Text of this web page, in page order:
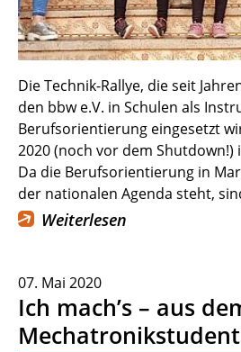
Die Technik-Rallye, die seit
den bbw e.V. in Schulen als
Berufsorientierung eingesetzt
2020 (noch vor dem Shutdown!)
Da die Berufsorientierung in
der nationalen Agenda steht,
Weiterlesen
07. Mai 2020
Ich mach’s – aus